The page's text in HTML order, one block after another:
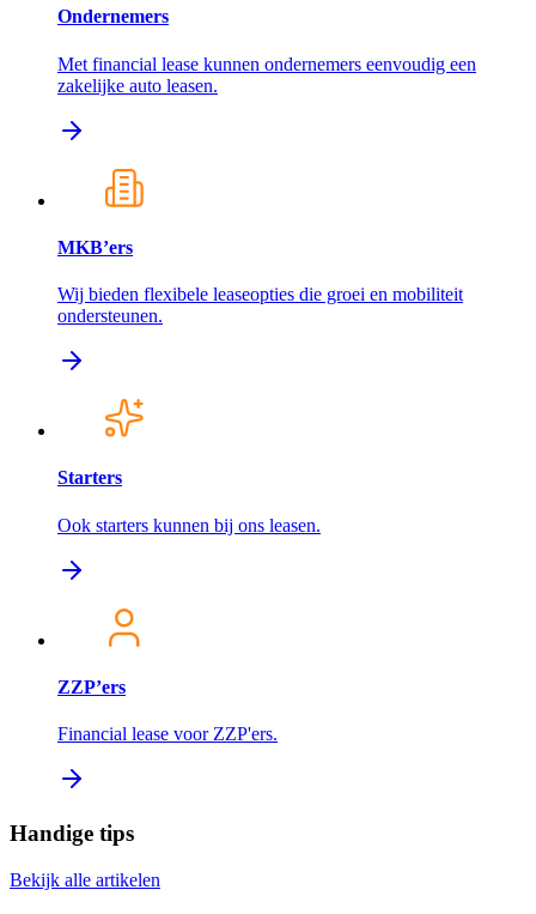
Ondernemers
Met financial lease kunnen ondernemers eenvoudig een
zakelijke auto leasen.
MKB’ers
Wij bieden flexibele leaseopties die groei en mobiliteit
ondersteunen.
Starters
Ook starters kunnen bij ons leasen.
ZZP’ers
Financial lease voor ZZP'ers.
Handige tips
Bekijk alle artikelen